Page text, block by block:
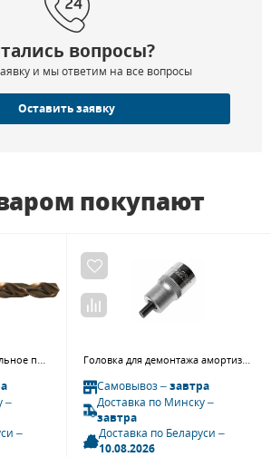
вопросы?
и мы ответим на все вопросы
Оставить заявку
покупают
TDB102K5 Сверло спиральное по металлу HSS Co, ø 10,2 мм
–
–
Головка для демонтажа амортизатора специальная JTC 4713 (5,5х8,2 мм, VW, AUDI OEM 3424)
Самовывоз –завтра
Доставка по Минску –
завтра
Доставка по Беларуси –
10.08.2026